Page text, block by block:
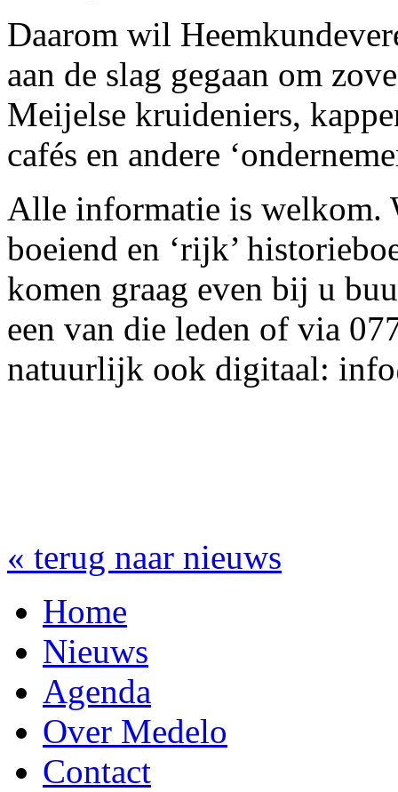
Daarom wil
aan de slag gegaan om
Meijelse kruideniers,
cafés en andere
Alle informatie is welkom.
boeiend en ‘rijk’
komen graag even bij u
een van die leden of via
natuurlijk ook digitaal:
« terug naar nieuws
Home
Nieuws
Agenda
Over Medelo
Contact